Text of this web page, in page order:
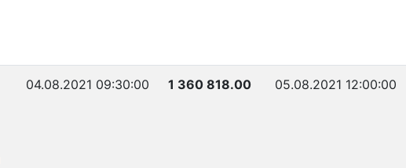
04.08.2021 09:30:00 1 360 818.00 05.08.2021 12:00:00